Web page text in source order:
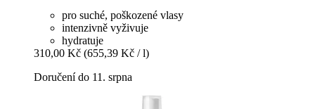
pro suché, poškozené vlasy
intenzivně vyživuje
hydratuje
310,00 Kč (655,39 Kč / l)
Doručení do 11. srpna